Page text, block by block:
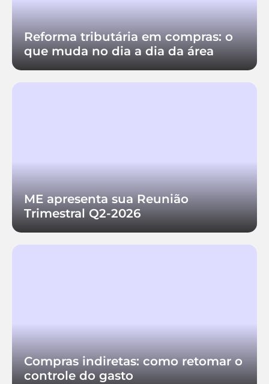
Reforma tributária em compras: o
que muda no dia a dia da área
ME apresenta sua Reunião
Trimestral Q2-2026
Compras indiretas: como retomar o
controle do gasto